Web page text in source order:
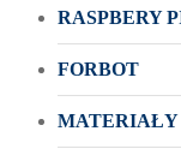
RASPBERY
FORBOT
MATERIAŁY